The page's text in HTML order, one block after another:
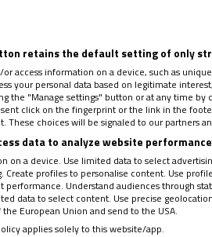
retains the default setting of only
access information on a device, such as
your personal data based on legitimate
the "Manage settings" button or at any time
click on the fingerprint or the link in the
These choices will be signaled to our partners
data to analyze website
on a device. Use limited data to select
Create profiles to personalise content. Use
performance. Understand audiences through
data to select content. Use precise
European Union and send to the USA.
applies solely to this website/app.